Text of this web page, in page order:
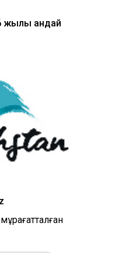
жылы қандай